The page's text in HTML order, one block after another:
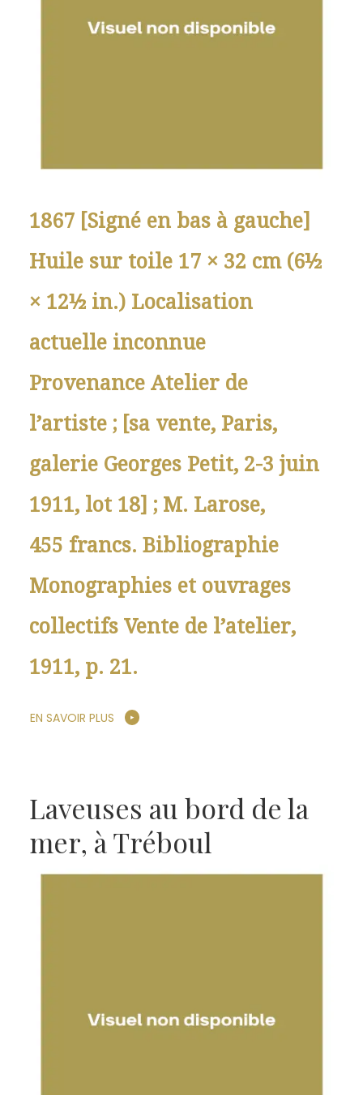
1867 [Signé en bas à gauche]
Huile sur toile 17 × 32 cm (6½
× 12½ in.) Localisation
actuelle inconnue
Provenance Atelier de
l’artiste ; [sa vente, Paris,
galerie Georges Petit, 2-3 juin
1911, lot 18] ; M. Larose,
455 francs. Bibliographie
Monographies et ouvrages
collectifs Vente de l’atelier,
1911, p. 21.
EN SAVOIR PLUS
Laveuses au bord de la
mer, à Tréboul